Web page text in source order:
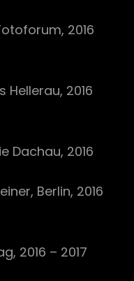
2016
Hellerau, 2016
Dachau, 2016
Berlin, 2016
2016 – 2017